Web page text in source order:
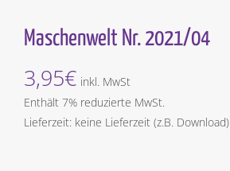
Maschenwelt Nr. 2021/04
3,95€ inkl. MwSt
Enthält 7% reduzierte MwSt.
Lieferzeit: keine Lieferzeit (z.B. Download)